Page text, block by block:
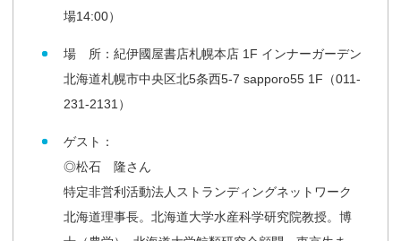
場14:00）
場 所：紀伊國屋書店札幌本店 1F インナーガーデン
北海道札幌市中央区北5条西5-7 sapporo55 1F（011-
231-2131）
ゲスト：
◎松石 隆さん
特定非営利活動法人ストランディングネットワーク
北海道理事長。北海道大学水産科学研究院教授。博